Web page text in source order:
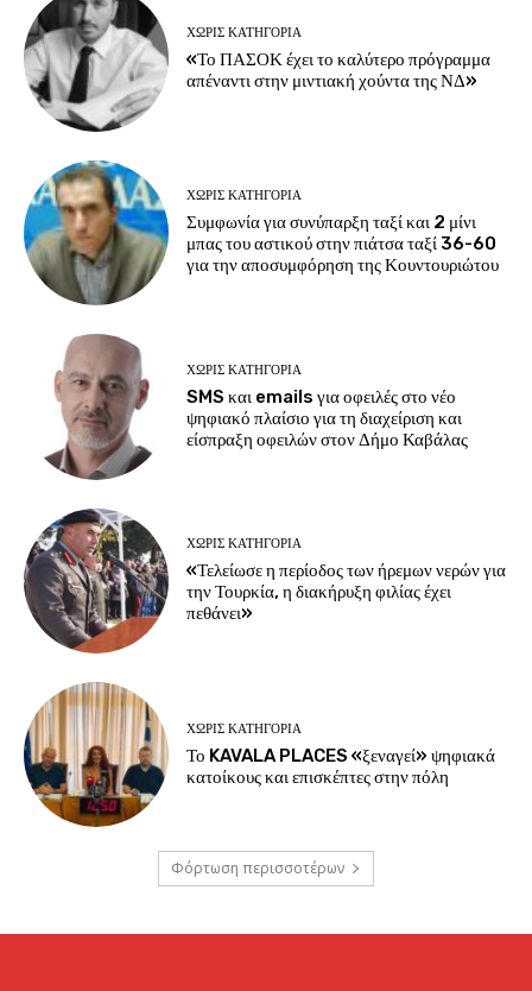
ΧΩΡΊΣ ΚΑΤΗΓΟΡΊΑ
«Το ΠΑΣΟΚ έχει το καλύτερο πρόγραμμα
απέναντι στην μιντιακή χούντα της ΝΔ»
ΧΩΡΊΣ ΚΑΤΗΓΟΡΊΑ
Συμφωνία για συνύπαρξη ταξί και 2 μίνι
μπας του αστικού στην πιάτσα ταξί 36-60
για την αποσυμφόρηση της Κουντουριώτου
ΧΩΡΊΣ ΚΑΤΗΓΟΡΊΑ
SMS και emails για οφειλές στο νέο
ψηφιακό πλαίσιο για τη διαχείριση και
είσπραξη οφειλών στον Δήμο Καβάλας
ΧΩΡΊΣ ΚΑΤΗΓΟΡΊΑ
«Τελείωσε η περίοδος των ήρεμων νερών για
την Τουρκία, η διακήρυξη φιλίας έχει
πεθάνει»
ΧΩΡΊΣ ΚΑΤΗΓΟΡΊΑ
Το KAVALA PLACES «ξεναγεί» ψηφιακά
κατοίκους και επισκέπτες στην πόλη
Φόρτωση περισσοτέρων